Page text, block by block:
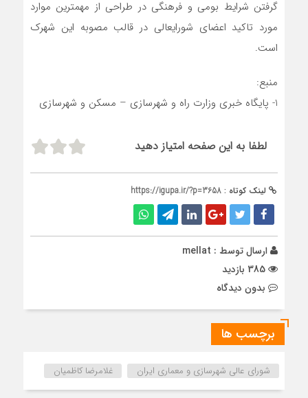
گرفتن شرایط بومی و فرهنگی در طراحی از مهمترین موارد
مورد تاکید اعضای شورایعالی در قالب مصوبه این شهرک
است.
منبع:
1- پایگاه خبری وزارت راه و شهرسازی – مسکن و شهرسازی
لطفا به این صفحه امتیاز دهید
لینک کوتاه : https://igupa.ir/?p=3658
ارسال توسط : mellat
بدون دیدگاه
برچسب ها
شوراي عالي شهرسازی و معماري ايران غلامرضا کاظمیان